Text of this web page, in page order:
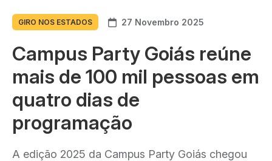
GIRO NOS ESTADOS 27 Novembro 2025
Campus Party Goiás reúne
mais de 100 mil pessoas em
quatro dias de
programação
A edição 2025 da Campus Party Goiás chegou